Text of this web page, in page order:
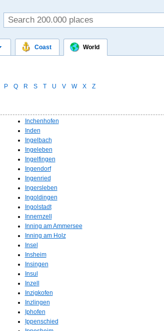
Coast World
P Q R S T U V W X Z
Inchenhofen
Inden
Ingelbach
Ingeleben
Ingelfingen
Ingendorf
Ingenried
Ingersleben
Ingoldingen
Ingolstadt
Innernzell
Inning am Ammersee
Inning am Holz
Insel
Insheim
Insingen
Insul
Inzell
Inzigkofen
Inzlingen
Iphofen
Ippenschied